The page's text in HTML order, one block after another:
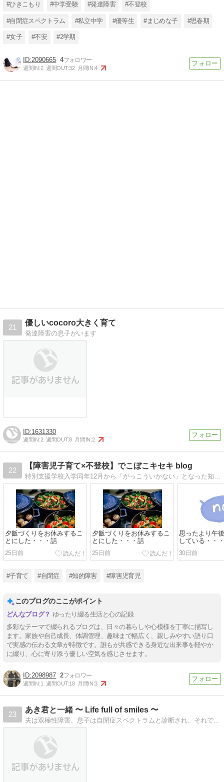
#ひきこもり #中学受験 #発達障害 #不登校
#自閉症スペクトラム #私立中学 #優等生 #まじめな子 #思春期
#女子 #不安 #2学期
2090665 4
週間IN:2 週間OUT:32 月間IN:4
21
優しいcocoro大きく育て
発達障害の息子がいます
1631330
週間IN:2 週間OUT:8 月間IN:2
22
【障害児子育て×不登校】でこぼこキセキ blog
特別支援学校入学同年12月から「がっこういかない」となった知的障害×自閉症のでこぼこくんの登校サポート、母のつぶやきなどを綴った子育て記録ブログです。
夕飯づくりをお休みするこ
とにした・・・話
25日前
夕飯づくりをお休みするこ
とにした・・・話
25日前
思ったより午
している・・
30日前
#子育て #自閉症 #知的障害 #障害児育児
このブログのここがポイント
ゆったり綴る生活と心の記録
多彩なテーマで綴られるブログは、日々の暮らしや心模様を丁寧に描写し
ます。家族や自己成長、体調管理、趣味まで幅広く、親しみやすい語り口
で実感の伝わる文章が特徴です。誰もが共感できる身近な出来事を軽やか
に綴り、心に寄り添う優しい空気を感じさせます。
2098987 2
週間IN:1 週間OUT:18 月間IN:3
23
あき君と一緒 〜 Life full of smiles 〜
夫は双極性障害、息子は自閉症スペクトラムと診断され、それでも前向きに向き合う家族の成長記です。笑いあり涙ありの記録。